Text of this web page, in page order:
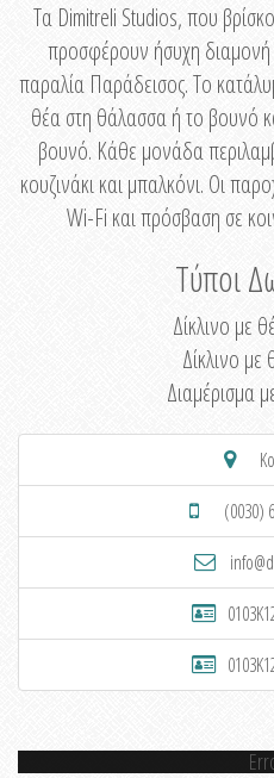
Τα Dimitreli Studios, που
προσφέρουν ήσυχη διαμονή
παραλία Παράδεισος. Το
θέα στη θάλασσα ή το βουνό
βουνό. Κάθε μονάδα
κουζινάκι και μπαλκόνι. Οι
Wi-Fi και πρόσβαση σε
Τύποι
Δίκλινο με
Δίκλινο
Διαμέρισμα
(0030)